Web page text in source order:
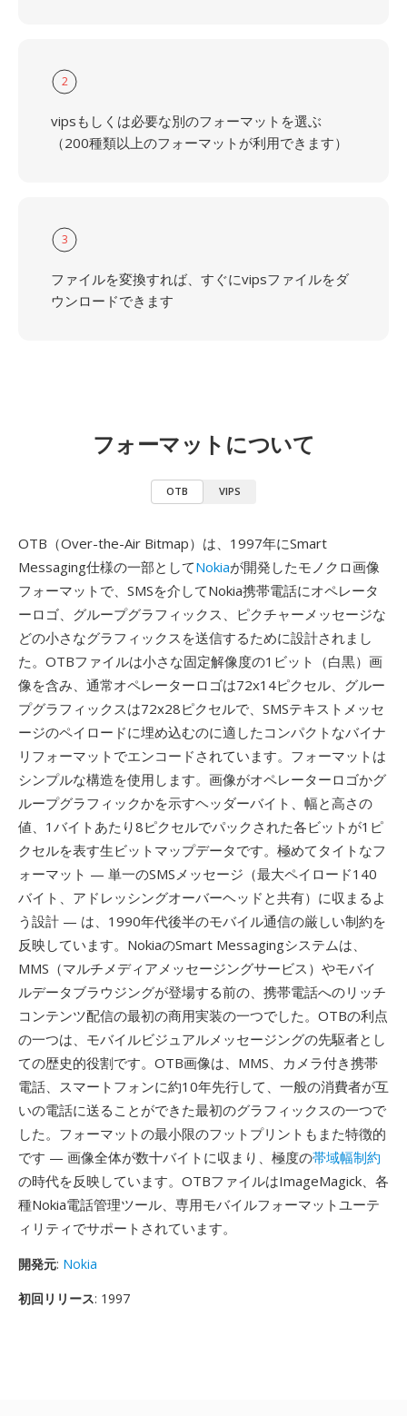
2
vipsもしくは必要な別のフォーマットを選ぶ
（200種類以上のフォーマットが利用できます）
3
ファイルを変換すれば、すぐにvipsファイルをダ
ウンロードできます
フォーマットについて
OTB VIPS
OTB（Over-the-Air Bitmap）は、1997年にSmart
Messaging仕様の一部としてNokiaが開発したモノクロ画像
フォーマットで、SMSを介してNokia携帯電話にオペレータ
ーロゴ、グループグラフィックス、ピクチャーメッセージな
どの小さなグラフィックスを送信するために設計されまし
た。OTBファイルは小さな固定解像度の1ビット（白黒）画
像を含み、通常オペレーターロゴは72x14ピクセル、グルー
プグラフィックスは72x28ピクセルで、SMSテキストメッセ
ージのペイロードに埋め込むのに適したコンパクトなバイナ
リフォーマットでエンコードされています。フォーマットは
シンプルな構造を使用します。画像がオペレーターロゴかグ
ループグラフィックかを示すヘッダーバイト、幅と高さの
値、1バイトあたり8ピクセルでパックされた各ビットが1ピ
クセルを表す生ビットマップデータです。極めてタイトなフ
ォーマット — 単一のSMSメッセージ（最大ペイロード140
バイト、アドレッシングオーバーヘッドと共有）に収まるよ
う設計 — は、1990年代後半のモバイル通信の厳しい制約を
反映しています。NokiaのSmart Messagingシステムは、
MMS（マルチメディアメッセージングサービス）やモバイ
ルデータブラウジングが登場する前の、携帯電話へのリッチ
コンテンツ配信の最初の商用実装の一つでした。OTBの利点
の一つは、モバイルビジュアルメッセージングの先駆者とし
ての歴史的役割です。OTB画像は、MMS、カメラ付き携帯
電話、スマートフォンに約10年先行して、一般の消費者が互
いの電話に送ることができた最初のグラフィックスの一つで
した。フォーマットの最小限のフットプリントもまた特徴的
です — 画像全体が数十バイトに収まり、極度の帯域幅制約
の時代を反映しています。OTBファイルはImageMagick、各
種Nokia電話管理ツール、専用モバイルフォーマットユーテ
ィリティでサポートされています。
開発元: Nokia
初回リリース: 1997